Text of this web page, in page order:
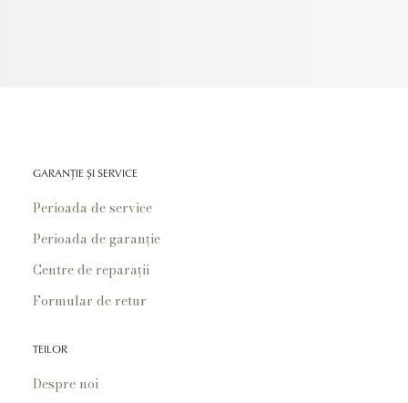
GARANȚIE ȘI SERVICE
Perioada de service
Perioada de garanție
Centre de reparații
Formular de retur
TEILOR
Despre noi